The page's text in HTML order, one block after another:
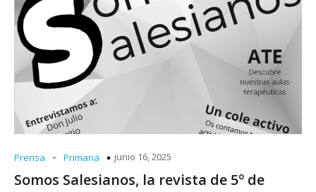
Prensa - Primaria junio 16, 2025
Somos Salesianos, la revista de 5º de